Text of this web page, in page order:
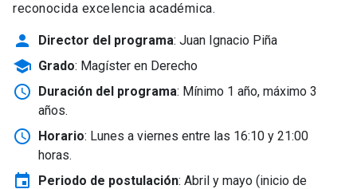
reconocida excelencia académica.
person Director del programa: Juan Ignacio Piña
school Grado: Magíster en Derecho
schedule Duración del programa: Mínimo 1 año, máximo 3
años.
schedule Horario: Lunes a viernes entre las 16:10 y 21:00
horas.
event Periodo de postulación: Abril y mayo (inicio de